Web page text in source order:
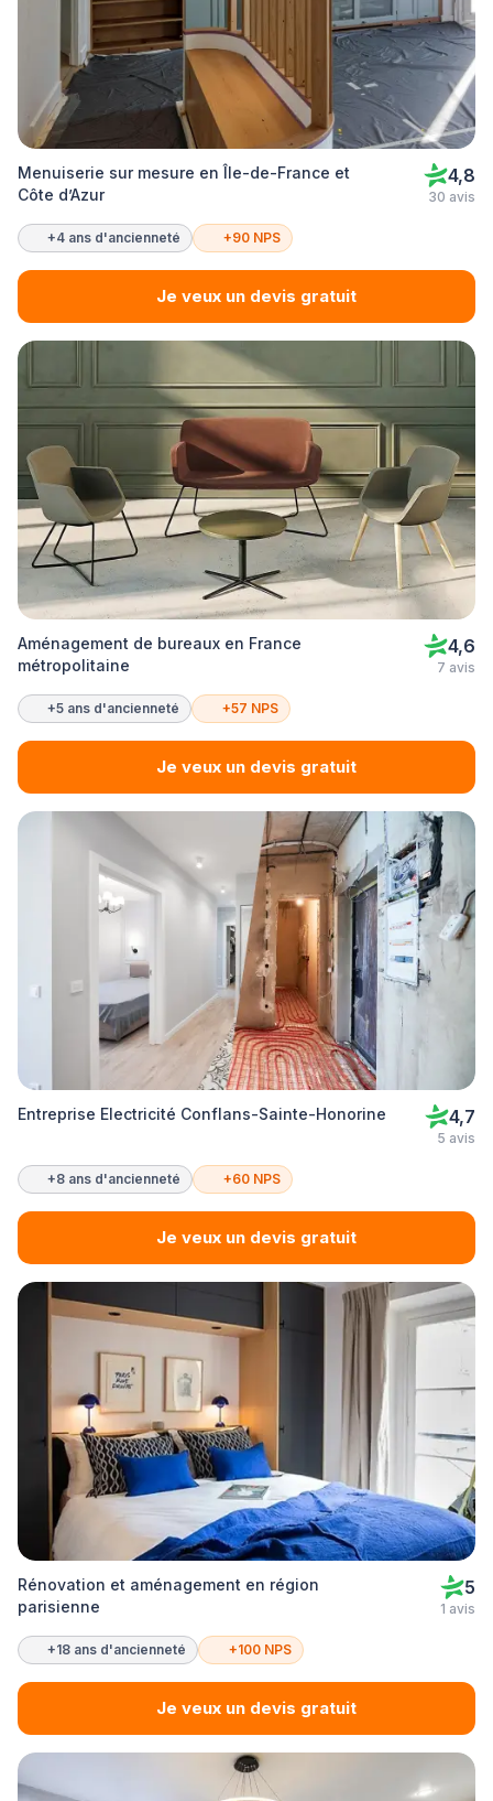
Menuiserie sur mesure en Île-de-France et
Côte d’Azur
4,8
30 avis
+4 ans d'ancienneté +90 NPS
Je veux un devis gratuit
Aménagement de bureaux en France
métropolitaine
4,6
7 avis
+5 ans d'ancienneté +57 NPS
Je veux un devis gratuit
Entreprise Electricité Conflans-Sainte-Honorine 4,7
5 avis
+8 ans d'ancienneté +60 NPS
Je veux un devis gratuit
Rénovation et aménagement en région
parisienne
5
1 avis
+18 ans d'ancienneté +100 NPS
Je veux un devis gratuit